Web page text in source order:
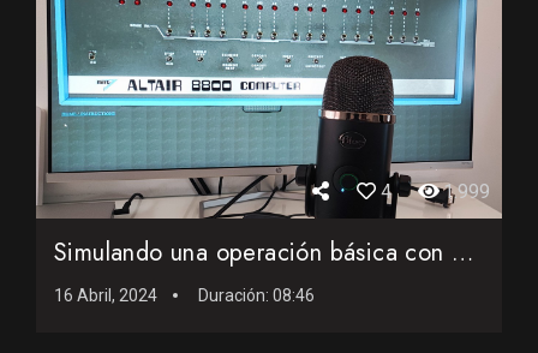
4 1.999
Simulando una operación básica con un Altair 8800 de 1975 ...
16 Abril, 2024 Duración: 08:46